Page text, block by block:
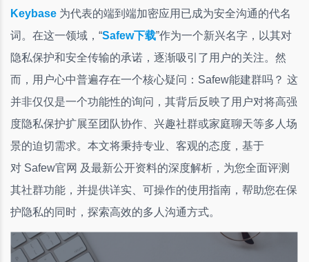
Keybase 为代表的端到端加密应用已成为安全沟通的代名
词。在这一领域，“Safew下载”作为一个新兴名字，以其对
隐私保护和安全传输的承诺，逐渐吸引了用户的关注。然
而，用户心中普遍存在一个核心疑问：Safew能建群吗？ 这
并非仅仅是一个功能性的询问，其背后反映了用户对将高强
度隐私保护扩展至团队协作、兴趣社群或家庭聊天等多人场
景的迫切需求。本文将秉持专业、客观的态度，基于
对 Safew官网 及最新公开资料的深度解析，为您全面评测
其社群功能，并提供详实、可操作的使用指南，帮助您在保
护隐私的同时，探索高效的多人沟通方式。